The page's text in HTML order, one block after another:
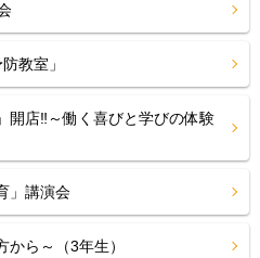
教室」
開店‼︎～働く喜びと学びの体験
」講演会
ら～（3年生）